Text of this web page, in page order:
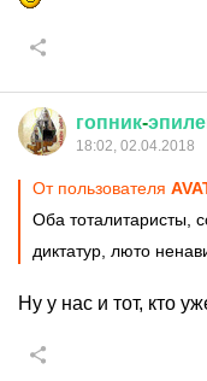
гопник-
18:02, 02.04.2018
От пользователя
Оба тоталитаристы,
диктатур, люто
Ну у нас и тот, кто